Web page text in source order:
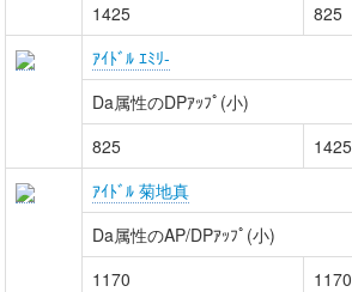
1425
825
ｱｲﾄﾞﾙ ｴﾐﾘ-
Da属性のDPｱｯﾌﾟ(小)
825
1425
ｱｲﾄﾞﾙ 菊地真
Da属性のAP/DPｱｯﾌﾟ(小)
1170
1170